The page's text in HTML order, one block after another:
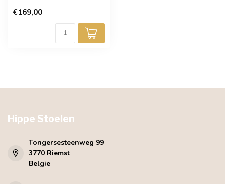
velvetstof ...
€169,00
Hippe Stoelen
Tongersesteenweg 99
3770 Riemst
Belgie